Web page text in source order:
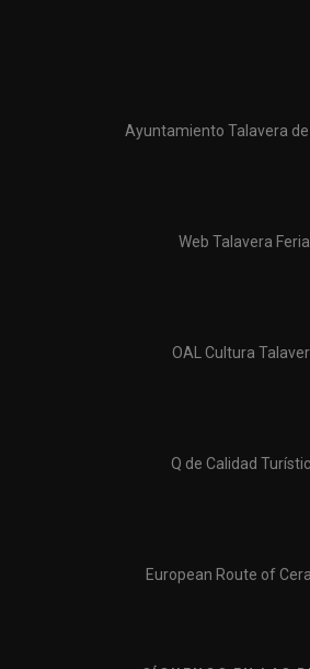
Ayuntamiento Talavera de
Web Talavera Ferial
OAL Cultura
Q de Calidad
European Route of